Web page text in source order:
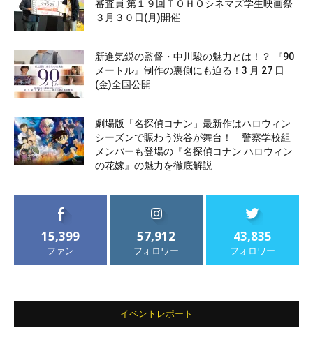
審査員 第１９回ＴＯＨＯシネマズ学生映画祭
３月３０日(月)開催
新進気鋭の監督・中川駿の魅力とは！？ 『90
メートル』制作の裏側にも迫る！3 月 27 日
(金)全国公開
劇場版「名探偵コナン」最新作はハロウィン
シーズンで賑わう渋谷が舞台！ 警察学校組
メンバーも登場の『名探偵コナン ハロウィン
の花嫁』の魅力を徹底解説
15,399
ファン
57,912
フォロワー
43,835
フォロワー
イベントレポート